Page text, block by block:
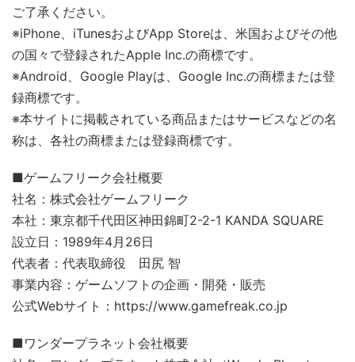
ご了承ください。
※iPhone、iTunesおよびApp Storeは、米国およびその他
の国々で登録されたApple Inc.の商標です。
※Android、Google Playは、Google Inc.の商標または登
録商標です。
※本サイトに掲載されている商品またはサービスなどの名
称は、各社の商標または登録商標です。
■ゲームフリーク会社概要
社名：株式会社ゲームフリーク
本社：東京都千代田区神田錦町2-2-1 KANDA SQUARE
設立日：1989年4月26日
代表者：代表取締役 田尻 智
事業内容：ゲームソフトの企画・開発・販売
公式Webサイト：https://www.gamefreak.co.jp
■ワンダープラネット会社概要